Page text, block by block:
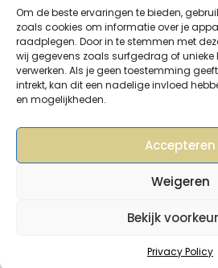
Om de beste ervaringen te bieden,
zoals cookies om informatie over je
raadplegen. Door in te stemmen met
wij gegevens zoals surfgedrag of unieke
verwerken. Als je geen toestemming
intrekt, kan dit een nadelige invloed
en mogelijkheden.
Accepteren
Weigeren
Bekijk
Privacy Policy
© Copyright SterrenHosting
van Lynaly.nl